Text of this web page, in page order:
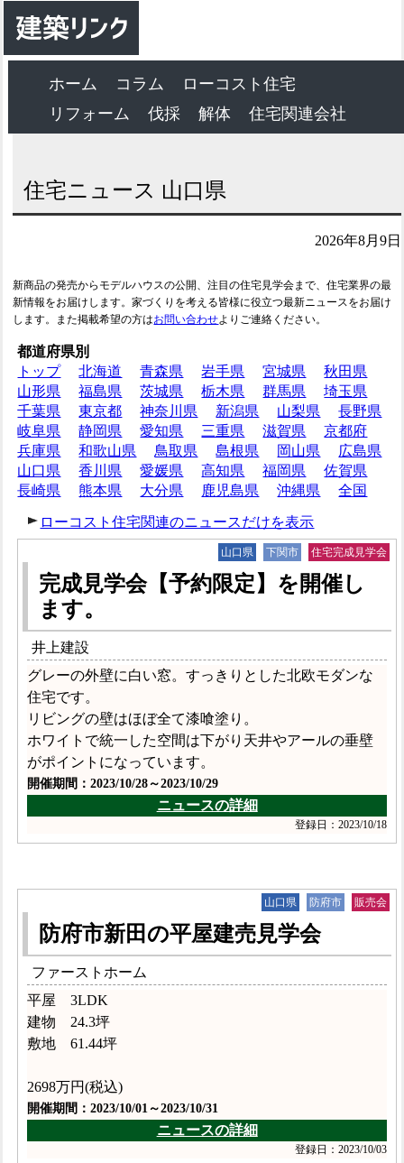
ホーム コラム
ローコスト住宅
リフォーム
伐採 解体 住宅関連会社
住宅ニュース 山口県
2026年8月9日
新商品の発売からモデルハウスの公開、注目の住宅見学会まで、住宅業界の最
新情報をお届けします。家づくりを考える皆様に役立つ最新ニュースをお届け
します。また掲載希望の方はお問い合わせよりご連絡ください。
都道府県別
トップ
北海道 青森県 岩手県 宮城県
秋田県
山形県
福島県 茨城県 栃木県 群馬県
埼玉県
千葉県
東京都 神奈川県 新潟県 山梨県
長野県
岐阜県
静岡県 愛知県 三重県 滋賀県
京都府
兵庫県
和歌山県 鳥取県 島根県 岡山県
広島県
山口県
香川県 愛媛県 高知県 福岡県
佐賀県
長崎県
熊本県 大分県 鹿児島県 沖縄県 全国
ローコスト住宅関連のニュースだけを表示
山口県 下関市 住宅完成見学会
完成見学会【予約限定】を開催し
ます。
井上建設
グレーの外壁に白い窓。すっきりとした北欧モダンな
住宅です。
リビングの壁はほぼ全て漆喰塗り。
ホワイトで統一した空間は下がり天井やアールの垂壁
がポイントになっています。
開催期間：2023/10/28～2023/10/29
ニュースの詳細
登録日：2023/10/18
山口県 防府市 販売会
防府市新田の平屋建売見学会
ファーストホーム
平屋 3LDK
建物 24.3坪
敷地 61.44坪
2698万円(税込)
開催期間：2023/10/01～2023/10/31
ニュースの詳細
登録日：2023/10/03